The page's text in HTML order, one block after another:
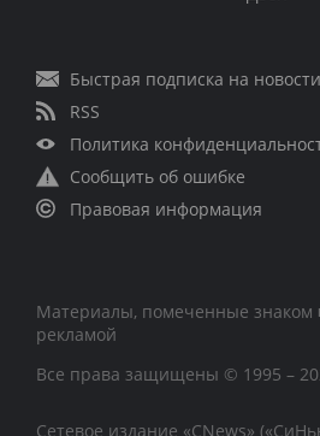
Быстрая подписка на новости
RSS
Политика
Сообщить об ошибке
Правовая информация
Материалы, помеченные знаком
рекламой
Все права защищены © 1995 –
Сетевое издание «CNews»